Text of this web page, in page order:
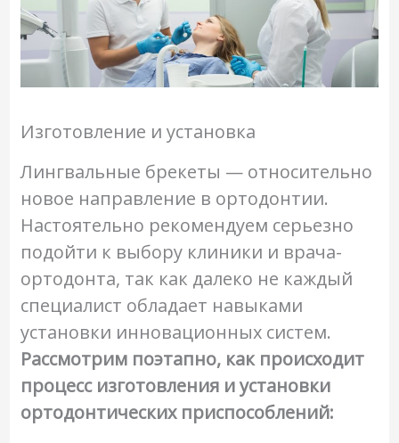
Изготовление и установка
Лингвальные брекеты — относительно
новое направление в ортодонтии.
Настоятельно рекомендуем серьезно
подойти к выбору клиники и врача-
ортодонта, так как далеко не каждый
специалист обладает навыками
установки инновационных систем.
Рассмотрим поэтапно, как происходит
процесс изготовления и установки
ортодонтических приспособлений: